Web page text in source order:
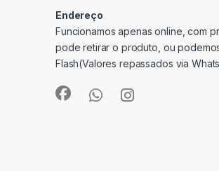
Endereço
Funcionamos apenas online, com
pode retirar o produto, ou
Flash(Valores repassados via